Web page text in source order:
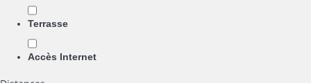
Terrasse
Accès Internet